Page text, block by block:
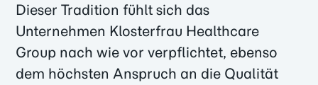
Dieser Tradition fühlt sich das
Unternehmen Klosterfrau Healthcare
Group nach wie vor verpflichtet, ebenso
dem höchsten Anspruch an die Qualität